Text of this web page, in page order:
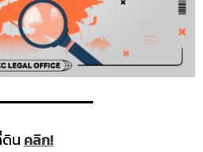
น คลิก!